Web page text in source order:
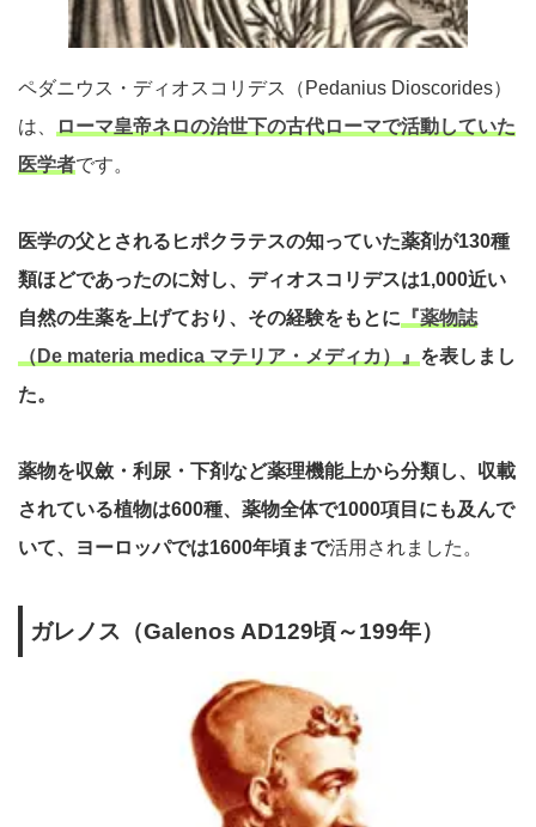
ペダニウス・ディオスコリデス（Pedanius Dioscorides）
は、
ローマ皇帝ネロの治世下の古代ローマで活動していた
医学者です。
医学の父とされるヒポクラテスの知っていた薬剤が130種
類ほどであったのに対し、ディオスコリデスは1,000近い
自然の生薬を上げており、その経験をもとに 『薬物誌
（De materia medica マテリア・メディカ）』 を表しまし
た。
薬物を収斂・利尿・下剤など薬理機能上から分類し、収載
されている植物は600種、薬物全体で1000項目にも及んで
いて、ヨーロッパでは1600年頃まで活用されました。
ガレノス（Galenos AD129頃～199年）